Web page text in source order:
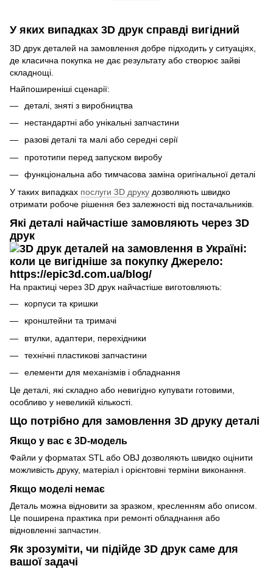
У яких випадках 3D друк справді вигідний
3D друк деталей на замовлення добре підходить у ситуаціях,
де класична покупка не дає результату або створює зайві
складнощі.
Найпоширеніші сценарії:
деталі, зняті з виробництва
нестандартні або унікальні запчастини
разові деталі та малі або середні серії
прототипи перед запуском виробу
функціональна або тимчасова заміна оригінальної деталі
У таких випадках послуги 3D друку дозволяють швидко
отримати робоче рішення без залежності від постачальників.
Які деталі найчастіше замовляють через 3D
друк
На практиці через 3D друк найчастіше виготовляють:
корпуси та кришки
кронштейни та тримачі
втулки, адаптери, перехідники
технічні пластикові запчастини
елементи для механізмів і обладнання
Це деталі, які складно або невигідно купувати готовими,
особливо у невеликій кількості.
Що потрібно для замовлення 3D друку деталі
Якщо у вас є 3D-модель
Файли у форматах STL або OBJ дозволяють швидко оцінити
можливість друку, матеріал і орієнтовні терміни виконання.
Якщо моделі немає
Деталь можна відновити за зразком, кресленням або описом.
Це поширена практика при ремонті обладнання або
відновленні запчастин.
Як зрозуміти, чи підійде 3D друк саме для
вашої задачі